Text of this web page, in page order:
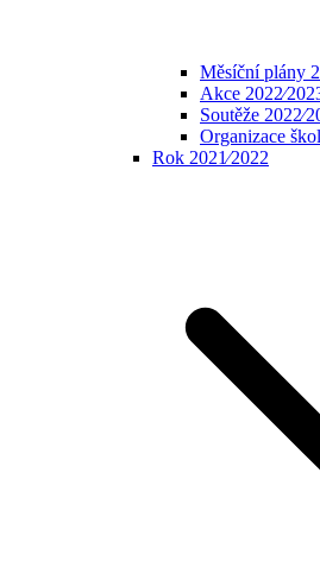
Měsíční plány
Akce
Soutěže
Organizace
Rok 2021⁄2022